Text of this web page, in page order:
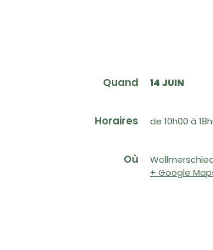
Quand 14 JUIN
Horaires de 10h00 à
Où
+ Google